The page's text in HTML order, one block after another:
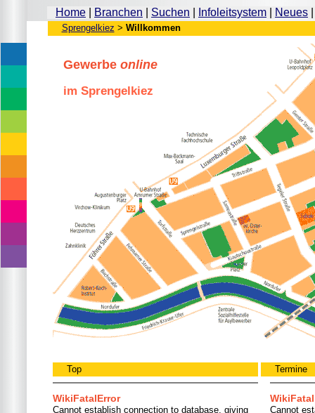
Sprengelkiez > Willkommen
Top
WikiFatalError
Cannot establish connection to database, giving
Termine
Cannot
Essen & Trinken
Fahren & Gefahren werden
Kommunizieren & Veröffentlichen
Hilfe, Service & Beratung
Öffentliches & Soziales
Home Branchen Suchen Infoleitsystem Neues
Gewerbe online
im Sprengelkiez